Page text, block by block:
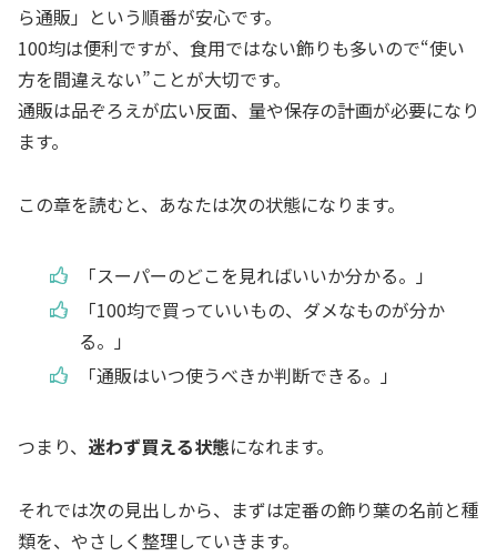
ら通販」という順番が安心です。
100均は便利ですが、食用ではない飾りも多いので“使い
方を間違えない”ことが大切です。
通販は品ぞろえが広い反面、量や保存の計画が必要になり
ます。
この章を読むと、あなたは次の状態になります。
「スーパーのどこを見ればいいか分かる。」
「100均で買っていいもの、ダメなものが分か
る。」
「通販はいつ使うべきか判断できる。」
つまり、 迷わず買える状態になれます。
それでは次の見出しから、まずは定番の飾り葉の名前と種
類を、やさしく整理していきます。